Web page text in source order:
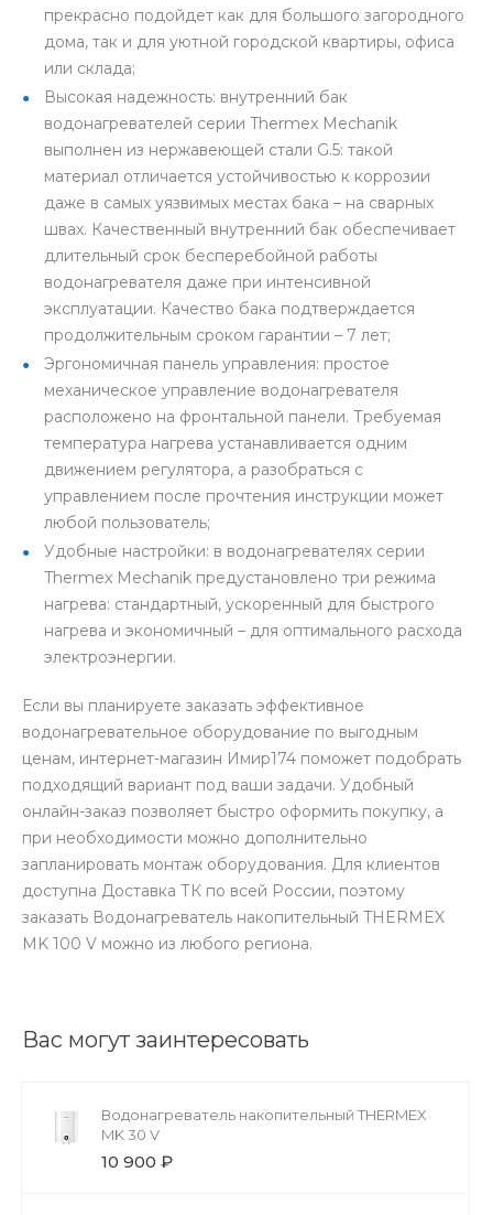
прекрасно подойдет как для большого загородного
дома, так и для уютной городской квартиры, офиса
или склада;
Высокая надежность: внутренний бак
водонагревателей серии Thermex Mechanik
выполнен из нержавеющей стали G.5: такой
материал отличается устойчивостью к коррозии
даже в самых уязвимых местах бака – на сварных
швах. Качественный внутренний бак обеспечивает
длительный срок бесперебойной работы
водонагревателя даже при интенсивной
эксплуатации. Качество бака подтверждается
продолжительным сроком гарантии – 7 лет;
Эргономичная панель управления: простое
механическое управление водонагревателя
расположено на фронтальной панели. Требуемая
температура нагрева устанавливается одним
движением регулятора, а разобраться с
управлением после прочтения инструкции может
любой пользователь;
Удобные настройки: в водонагревателях серии
Thermex Mechanik предустановлено три режима
нагрева: стандартный, ускоренный для быстрого
нагрева и экономичный – для оптимального расхода
электроэнергии.
Если вы планируете заказать эффективное
водонагревательное оборудование по выгодным
ценам, интернет-магазин Имир174 поможет подобрать
подходящий вариант под ваши задачи. Удобный
онлайн-заказ позволяет быстро оформить покупку, а
при необходимости можно дополнительно
запланировать монтаж оборудования. Для клиентов
доступна Доставка ТК по всей России, поэтому
заказать Водонагреватель накопительный THERMEX
MK 100 V можно из любого региона.
Вас могут заинтересовать
Водонагреватель накопительный THERMEX
MK 30 V
10 900 ₽